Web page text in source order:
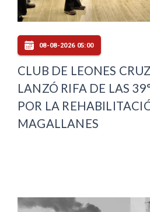
08-08-2026 05:00
CLUB DE LEONES
LANZÓ RIFA DE LAS
POR LA
MAGALLANES